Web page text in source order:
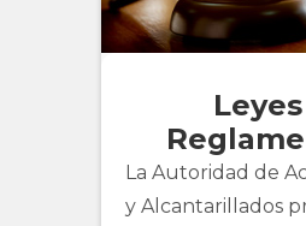
La Autoridad de
y Alcantarillados